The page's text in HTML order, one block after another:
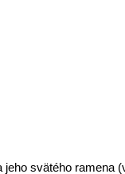
svätého ramena